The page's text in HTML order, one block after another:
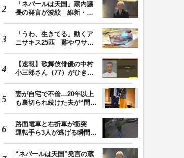
「ネパールは天国」蔵内議
長の発言が波紋 維新・吉
「うわ、生きてる」動くア
ニサキス25匹 酢やワサビ
【速報】歌舞伎俳優の中村
小三郎さん（77）がひき逃
妻が自宅で不倫…20年以上
も裏切られ続けた夫が“間
路面電車と右折車が衝突
運転手ら3人が逃げる瞬間
“ネパールは天国”発言の蔵